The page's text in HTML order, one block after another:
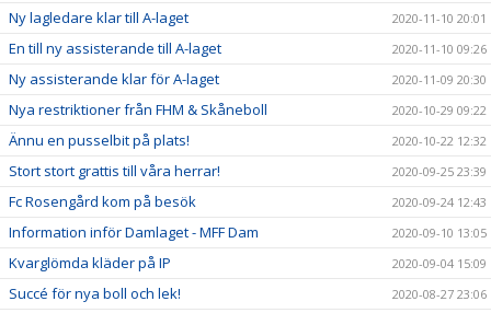
Ny lagledare klar till A-laget 2020-11-10 20:01
En till ny assisterande till A-laget 2020-11-10 09:26
Ny assisterande klar för A-laget 2020-11-09 20:30
Nya restriktioner från FHM & Skåneboll 2020-10-29 09:22
Ännu en pusselbit på plats! 2020-10-22 12:32
Stort stort grattis till våra herrar! 2020-09-25 23:39
Fc Rosengård kom på besök 2020-09-24 12:43
Information inför Damlaget - MFF Dam 2020-09-10 13:05
Kvarglömda kläder på IP 2020-09-04 15:09
Succé för nya boll och lek! 2020-08-27 23:06